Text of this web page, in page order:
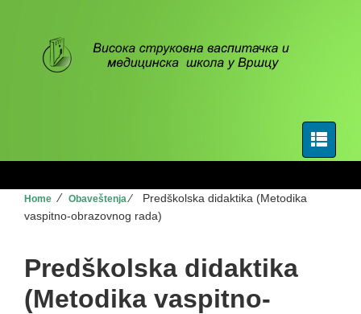
Home ⁄ Obaveštenja⁄
Predškolska didaktika (Metodika
vaspitno-obrazovnog rada)
Predškolska didaktika
(Metodika vaspitno-